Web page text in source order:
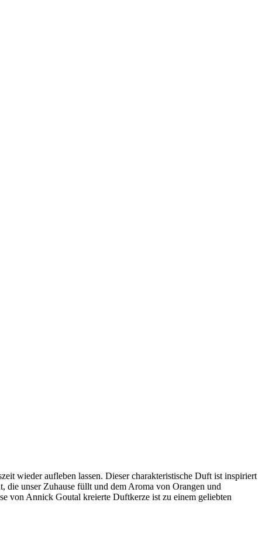
wieder aufleben lassen. Dieser charakteristische Duft ist inspiriert
die unser Zuhause füllt und dem Aroma von Orangen und
von Annick Goutal kreierte Duftkerze ist zu einem geliebten